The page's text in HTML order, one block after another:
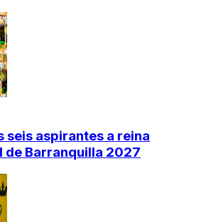
seis aspirantes a reina
de Barranquilla 2027